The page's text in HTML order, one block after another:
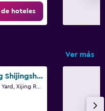
hoteles
Ver más
Hi Inn Beijing Shijingshan Pingguo Yuan Metro Station